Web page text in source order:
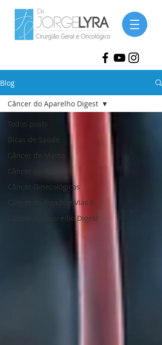
Blog
Todos posts
Dicas de Saúde
Câncer de Mama
Câncer de Pele
Câncer Ginecológicos
Câncer do Fígado e Vias B
Câncer do Aparelho Digest
Câncer do Aparelho Digest